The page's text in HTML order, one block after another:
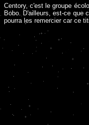
Centory, c'est le groupe
Bobo. D'ailleurs, est-ce que
pourra les remercier car ce